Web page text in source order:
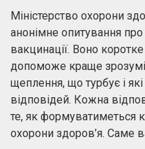
Міністерство охорони
анонімне опитування
вакцинації. Воно
допоможе краще
щеплення, що турбує і
відповідей. Кожна
те, як формуватиметься
охорони здоров’я. Саме